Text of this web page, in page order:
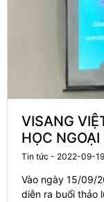
VISANG
HỌC
HỢP TÁC
HỌC
Tin tức - 2022-09-19
Vào ngày 15/09/
diễn ra buổi thảo